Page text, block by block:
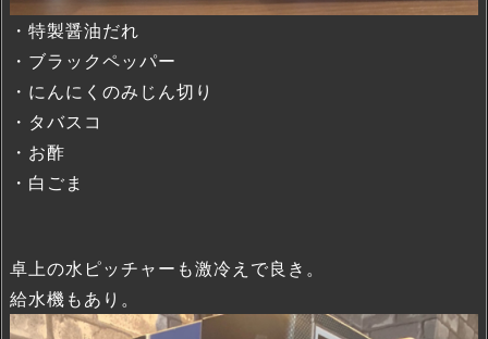
・特製醤油だれ
・ブラックペッパー
・にんにくのみじん切り
・タバスコ
・お酢
・白ごま
卓上の水ピッチャーも激冷えで良き。
給水機もあり。